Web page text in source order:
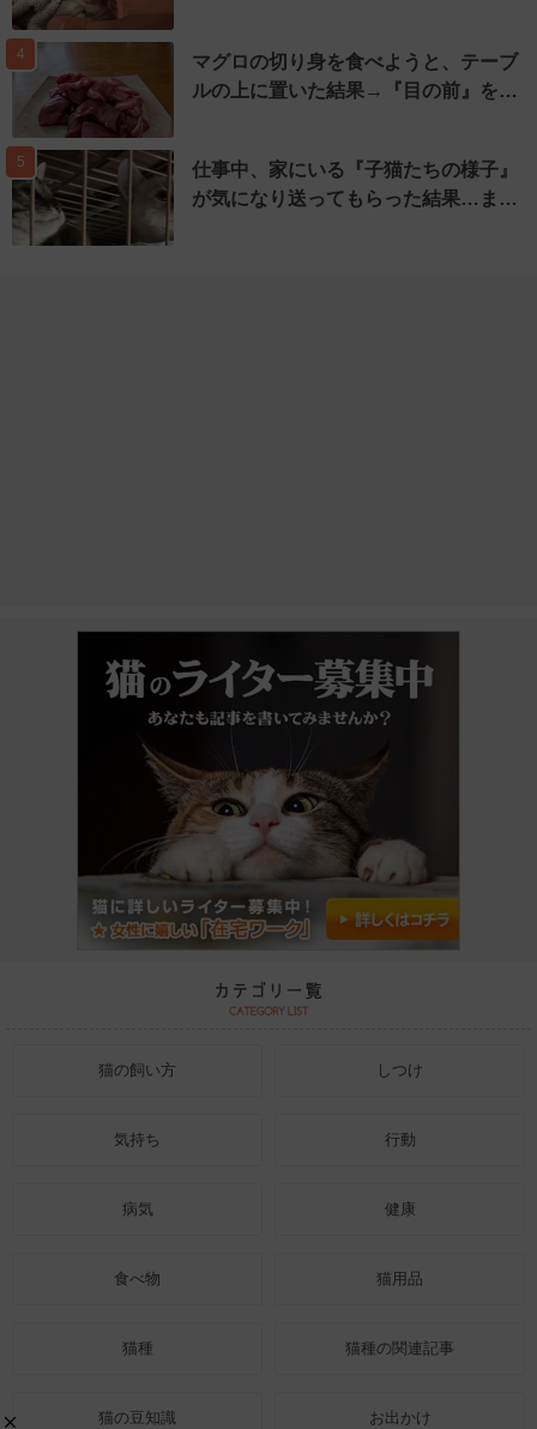
4
マグロの切り身を食べようと、テーブ
ルの上に置いた結果→『目の前』を…
5
仕事中、家にいる『子猫たちの様子』
が気になり送ってもらった結果…ま…
猫の飼い方 しつけ
気持ち 行動
病気 健康
食べ物 猫用品
猫種 猫種の関連記事
猫の豆知識 お出かけ